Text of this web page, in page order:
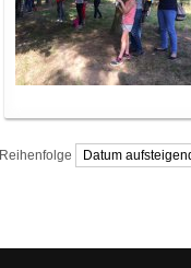
Reihenfolge